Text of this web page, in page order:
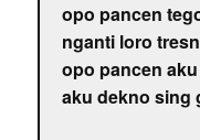
opo pancen
nganti loro
opo pancen
aku dekno sing